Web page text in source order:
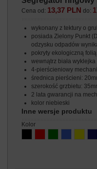
Cena od: 13,37 PLN do:
wykonany z tektury o
posiada Zielony Punkt
odzysku odpadów
pokryty ekologiczną
wewnątrz biała
4-pierścieniowy
średnica pierścieni:
szerokość grzbietu:
2 lata gwarancji na
kolor niebieski
Inne wersje produktu
kolor
Lista Zaufanych Partnerów